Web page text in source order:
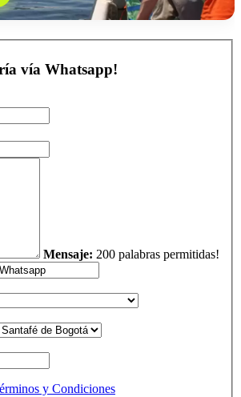
vía Whatsapp!
Mensaje: 200 palabras permitidas!
y Condiciones